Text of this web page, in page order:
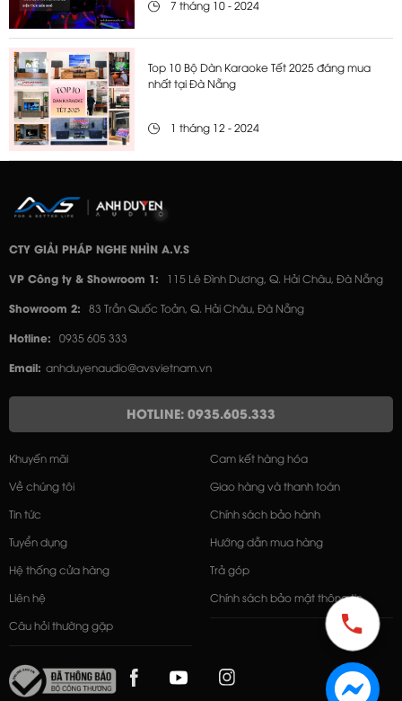
7 tháng 10 - 2024
Top 10 Bộ Dàn Karaoke Tết 2025 đáng mua
nhất tại Đà Nẵng
1 tháng 12 - 2024
CTY GIẢI PHÁP NGHE NHÌN A.V.S
VP Công ty & Showroom 1: 115 Lê Đình Dương, Q. Hải Châu, Đà Nẵng
Showroom 2: 83 Trần Quốc Toản, Q. Hải Châu, Đà Nẵng
Hotline: 0935 605 333
Email: anhduyenaudio@avsvietnam.vn
HOTLINE: 0935.605.333
Khuyến mãi
Về chúng tôi
Tin tức
Tuyển dụng
Hệ thống cửa hàng
Liên hệ
Câu hỏi thường gặp
Cam kết hàng hóa
Giao hàng và thanh toán
Chính sách bảo hành
Hướng dẫn mua hàng
Trả góp
Chính sách bảo mật thông tin